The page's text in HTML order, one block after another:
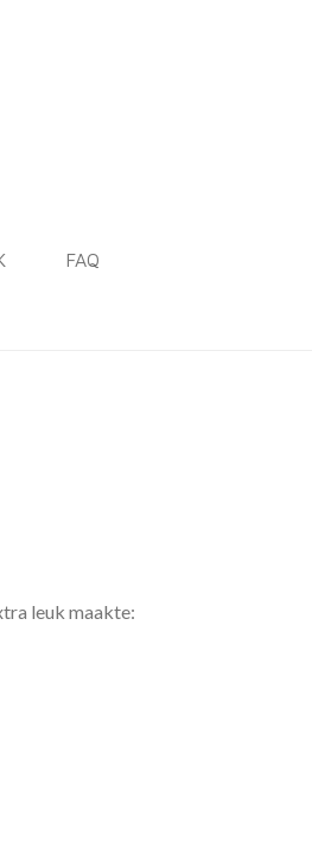
FAQ
leuk maakte: